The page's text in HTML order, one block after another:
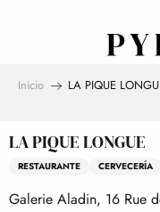
Inicio LA PIQUE
LA PIQUE LONGUE
RESTAURANTE CERVECERÍA
Galerie Aladin, 16 Rue